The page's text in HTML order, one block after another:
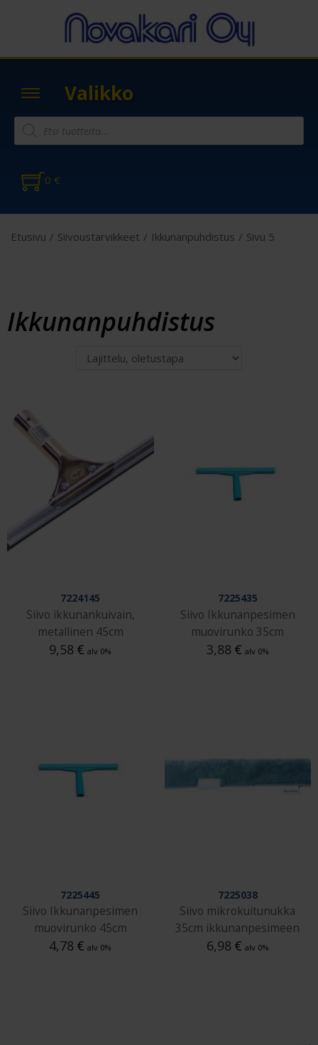
Valikko
0 €
Etusivu / Siivoustarvikkeet / Ikkunanpuhdistus / Sivu 5
Ikkunanpuhdistus
7224145
Siivo ikkunankuivain,
metallinen 45cm
9,58 € alv 0%
7225435
Siivo Ikkunanpesimen
muovirunko 35cm
3,88 € alv 0%
7225445
Siivo Ikkunanpesimen
muovirunko 45cm
4,78 € alv 0%
7225038
Siivo mikrokuitunukka
35cm ikkunanpesimeen
6,98 € alv 0%